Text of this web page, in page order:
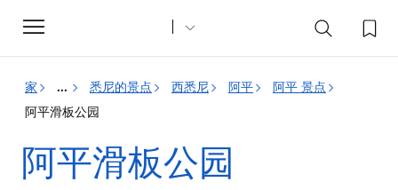
Toggle
navigation
家 ... 悉尼的景点 西悉尼 阿平
阿平 景点
阿平滑板公园
阿平滑板公园